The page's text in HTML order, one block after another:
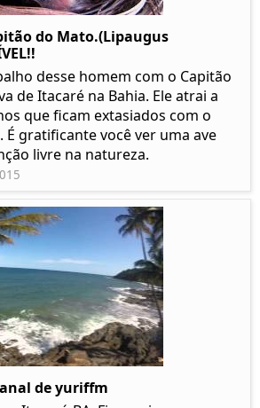
do Mato.(Lipaugus
desse homem com o Capitão
de Itacaré na Bahia. Ele atrai a
que ficam extasiados com o
É gratificante você ver uma ave
livre na natureza.
de yuriffm